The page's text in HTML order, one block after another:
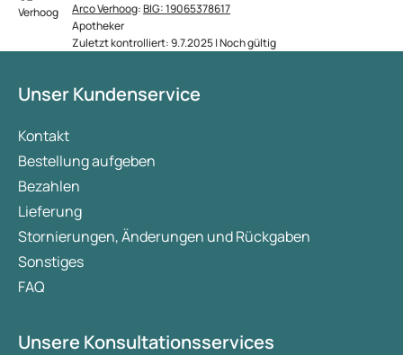
Arco Verhoog:BIG: 19065378617
Apotheker
Zuletzt kontrolliert: 9.7.2025 | Noch gültig
Unser Kundenservice
Kontakt
Bestellung aufgeben
Bezahlen
Lieferung
Stornierungen, Änderungen und Rückgaben
Sonstiges
FAQ
Unsere Konsultationsservices